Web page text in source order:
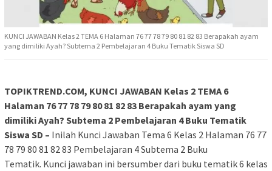
KUNCI JAWABAN Kelas 2 TEMA 6 Halaman 76 77 78 79 80 81 82 83 Berapakah ayam
yang dimiliki Ayah? Subtema 2 Pembelajaran 4 Buku Tematik Siswa SD
TOPIKTREND.COM, KUNCI JAWABAN Kelas 2 TEMA 6
Halaman 76 77 78 79 80 81 82 83 Berapakah ayam yang
dimiliki Ayah? Subtema 2 Pembelajaran 4 Buku Tematik
Siswa SD – Inilah Kunci Jawaban Tema 6 Kelas 2 Halaman 76 77
78 79 80 81 82 83 Pembelajaran 4 Subtema 2 Buku
Tematik. Kunci jawaban ini bersumber dari buku tematik 6 kelas